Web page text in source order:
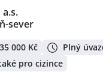
a.s.
sever
000 Kč
Plný
pro cizince